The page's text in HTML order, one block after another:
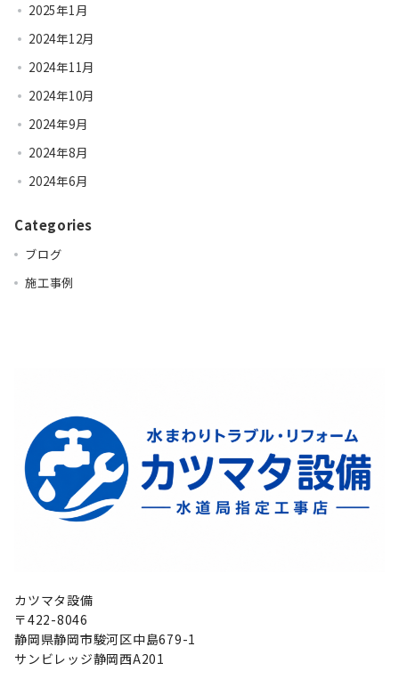
2025年1月
2024年12月
2024年11月
2024年10月
2024年9月
2024年8月
2024年6月
Categories
ブログ
施工事例
カツマタ設備
〒422-8046
静岡県静岡市駿河区中島679-1
サンビレッジ静岡西A201